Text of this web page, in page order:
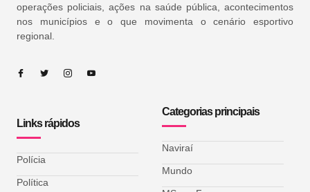
operações policiais, ações na saúde pública, acontecimentos
nos municípios e o que movimenta o cenário esportivo
regional.
Links rápidos
Polícia
Política
Categorias principais
Naviraí
Mundo